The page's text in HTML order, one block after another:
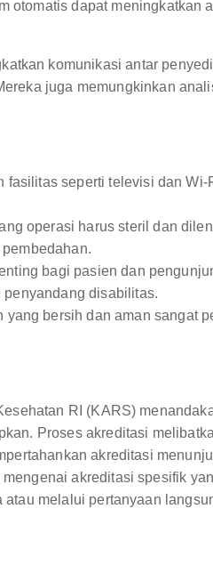
otomatis dapat meningkatkan
komunikasi antar
juga memungkinkan
fasilitas seperti televisi dan Wi-
operasi harus steril dan
bagi pasien dan
penyandang disabilitas.
yang bersih dan aman sangat
RI (KARS)
Proses akreditasi
akreditasi
akreditasi spesifik
melalui pertanyaan